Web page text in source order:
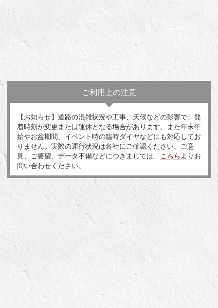
ご利用上の注意
【お知らせ】道路の混雑状況や工事、天候などの影響で、発
着時刻が変更または運休となる場合があります。また年末年
始やお盆期間、イベント時の臨時ダイヤなどにも対応してお
りません。実際の運行状況は各社にご確認ください。ご意
見、ご要望、データ不備などにつきましては、 こちらよりお
問い合わせください。